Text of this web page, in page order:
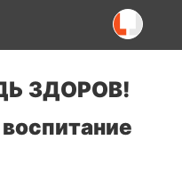
ЗДОРОВ!